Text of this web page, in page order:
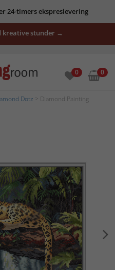
24-timers ekspreslevering
kreative stunder →
0 0
Dotz > Diamond Painting